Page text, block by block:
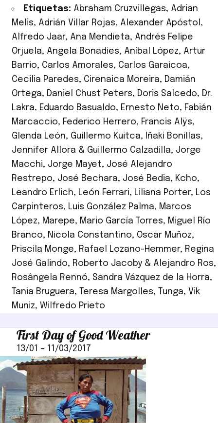
Etiquetas: Abraham Cruzvillegas, Adrian
Melis, Adrián Villar Rojas, Alexander Apóstol ,
Alfredo Jaar, Ana Mendieta, Andrés Felipe
Orjuela, Angela Bonadies, Aníbal López, Artur
Barrio, Carlos Amorales, Carlos Garaicoa,
Cecilia Paredes, Cirenaica Moreira, Damián
Ortega, Daniel Chust Peters, Doris Salcedo, Dr.
Lakra, Eduardo Basualdo, Ernesto Neto, Fabián
Marcaccio, Federico Herrero, Francis Alÿs,
Glenda León, Guillermo Kuitca, Iñaki Bonillas,
Jennifer Allora & Guillermo Calzadilla, Jorge
Macchi, Jorge Mayet, José Alejandro
Restrepo, José Bechara, José Bedia, Kcho,
Leandro Erlich, León Ferrari, Liliana Porter, Los
Carpinteros, Luis González Palma, Marcos
López, Marepe, Mario García Torres, Miguel Río
Branco, Nicola Constantino, Oscar Muñoz,
Priscila Monge, Rafael Lozano-Hemmer, Regina
José Galindo, Roberto Jacoby & Alejandro Ros,
Rosângela Rennó, Sandra Vázquez de la Horra,
Tania Bruguera, Teresa Margolles, Tunga, Vik
Muniz, Wilfredo Prieto
First Day of Good Weather
13/01 – 11/03/2017